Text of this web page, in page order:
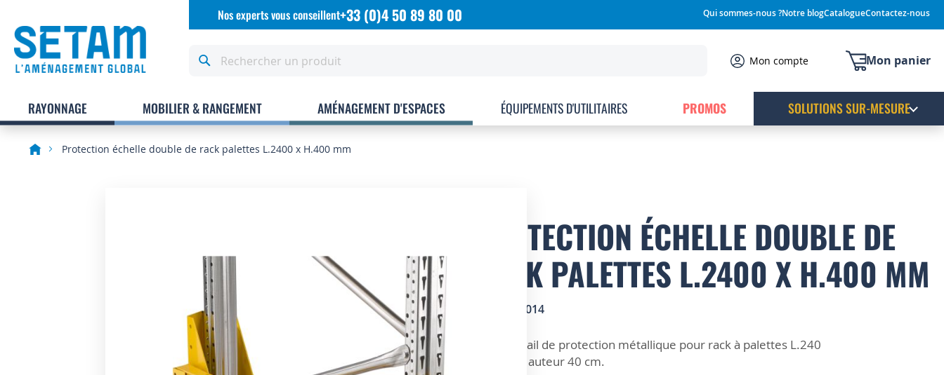
Allez
Qui sommes-nous ?Notre blogCatalogueContactez-nous
Nos experts vous conseillent+33 (0)4 50 89 80 00
Mon panier
Mon compte
RAYONNAGE MOBILIER & RANGEMENT AMÉNAGEMENT D'ESPACES ÉQUIPEMENTS D'UTILITAIRES PROMOS SOLUTIONS SUR-MESURE
Protection échelle double de rack palettes L.2400 x H.400 mm
PROTECTION ÉCHELLE DOUBLE DE
RACK PALETTES L.2400 X H.400 MM
5101014
Rail de protection métallique pour rack à palettes L.240
Hauteur 40 cm.